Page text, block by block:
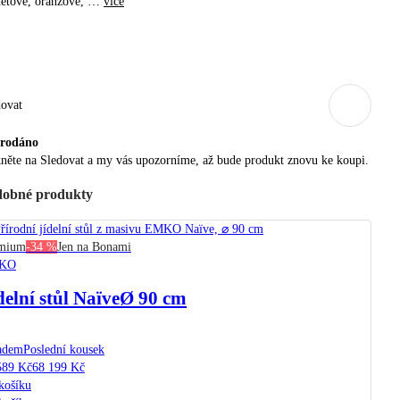
na Sledovat a my vás upozorníme, až bude produkt znovu ke koupi.
produkty
-34 %Jen na Bonami
stůl NaïveØ 90 cm
Poslední kousek
Kč68 199 Kč